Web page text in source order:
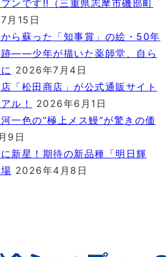
プンです!!（三重県志摩市磯部町
月15日
ら蘇った「知事賞」の絵・50年
――少年が描いた薬師堂、自ら
2026年7月4日
「松田商店」が公式通販サイト
ル！
2026年6月1日
河一色の“極上メス鰻”が驚きの価
9日
新星！期待の新品種「明日輝
2026年4月8日